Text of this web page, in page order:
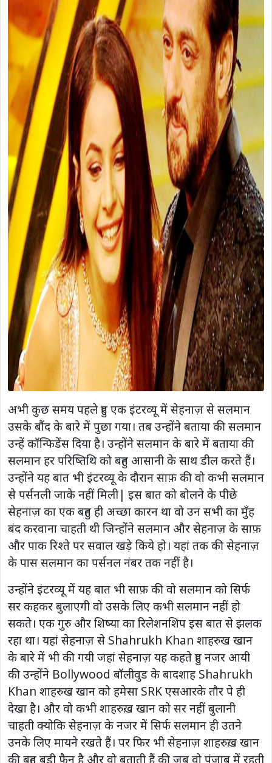
अभी कुछ समय पहले हुए एक इंटरव्यू में सेहनाज़ से सलमान
उसके बौंद के बारे में पुछा गया। तब उन्होंने बताया की सलमान
उन्हें कॉन्फिडेंस दिया है। उन्होंने सलमान के बारे में बताया की
सलमान हर परिष्तिथि को बहुत आसानी के साथ डील करते हैं।
उन्होंने यह बात भी इंटरव्यू के दौरान साफ़ की वो कभी सलमान
से पर्सनली जाके नहीं मिली| इस बात को बोलने के पीछे
सेहनाज़ का एक बहुत ही अच्छा कारन था वो उन सभी का मुँह
बंद करवाना चाहती थी जिन्होंने सलमान और सेहनाज़ के साफ़
और पाक रिश्ते पर सवाल खड़े किये हो। यहां तक की सेहनाज़
के पास सलमान का पर्सनल नंबर तक नहीं है।
उन्होंने इंटरव्यू में यह बात भी साफ़ की वो सलमान को सिर्फ
सर कहकर बुलाएगी वो उसके लिए कभी सलमान नहीं हो
सकते। एक गुरु और शिष्या का रिलेशनशिप इस बात से झलक
रहा था। यहां सेहनाज़ से Shahrukh Khan शाहरुख खान
के बारे में भी की गयी जहां सेहनाज़ यह कहते हुए नजर आयी
की उन्होंने Bollywood बॉलीवुड के बादशाह Shahrukh
Khan शाहरुख खान को हमेसा SRK एसआरके तौर पे ही
देखा है। और वो कभी शाहरुख़ खान को सर नहीं बुलानी
चाहती क्योकि सेहनाज़ के नजर में सिर्फ सलमान ही उतने
उनके लिए मायने रखते हैं। पर फिर भी सेहनाज़ शाहरुख़ खान
की बहुत बड़ी फैन है और वो बताती हैं की जब वो पंजाब में रहती